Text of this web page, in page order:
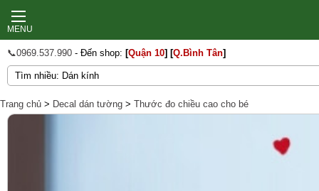
MENU
📞0969.537.990 - Đến shop: [Quận 10] [Q.Bình Tân]
Trang chủ > Decal dán tường > Thước đo chiều cao cho bé